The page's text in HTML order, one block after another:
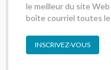
le meilleur du site
boîte courriel toutes
INSCRIVEZ-VOUS